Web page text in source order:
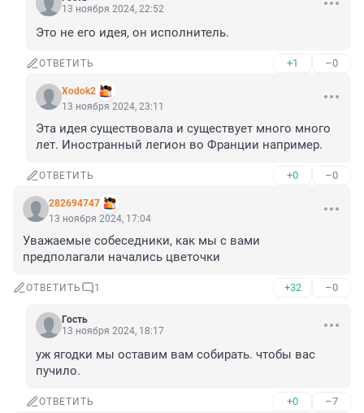
13 ноября 2024, 22:52
Это не его идея, он исполнитель.
ОТВЕТИТЬ +1 –0
Xodok2
13 ноября 2024, 23:11
Эта идея существовала и существует много много
лет. Иностранный легион во Франции например.
ОТВЕТИТЬ +0 –0
282694747
13 ноября 2024, 17:04
Уважаемые собеседники, как мы с вами
предполагали начались цветочки
ОТВЕТИТЬ 1 +32 –0
Гость
13 ноября 2024, 18:17
уж ягодки мы оставим вам собирать. чтобы вас
пучило.
ОТВЕТИТЬ +0 –7